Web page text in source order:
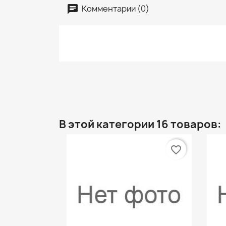
Комментарии (0)
В этой категории 16 товаров:
favorite_border